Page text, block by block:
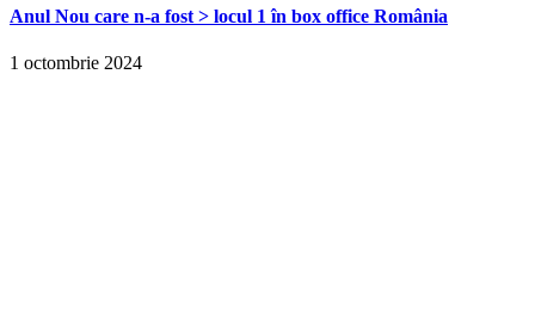
Anul Nou care n-a fost > locul 1 în box office România
1 octombrie 2024